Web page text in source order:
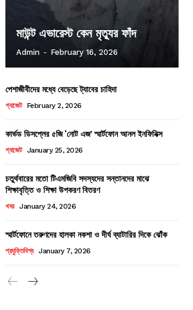
মাউন্ট এভারেস্ট কেন মৃত্যুর ফাঁদ
Admin - February 16, 2026
পেশাজীবীদের মধ্যে বেড়েছে ট্যাবের চাহিদা
গ্যাজেট February 2, 2026
কার্ভড ডিসপ্লের ৫জি ‘নোট এজ’ স্মার্টফোন আনল ইনফিনিক্স
গ্যাজেট January 25, 2026
চতুর্থবারের মতো টিএমজিবি সদস্যদের সন্তানদের মাঝে
শিক্ষাবৃত্তি ও শিক্ষা উপকরণ বিতরণ
খবর January 24, 2026
স্মার্টফোনে তরুণদের হালকা নকশা ও দীর্ঘ ব্যাটারির দিকে ঝোঁক
প্রযুক্তিবিশ্ব January 7, 2026